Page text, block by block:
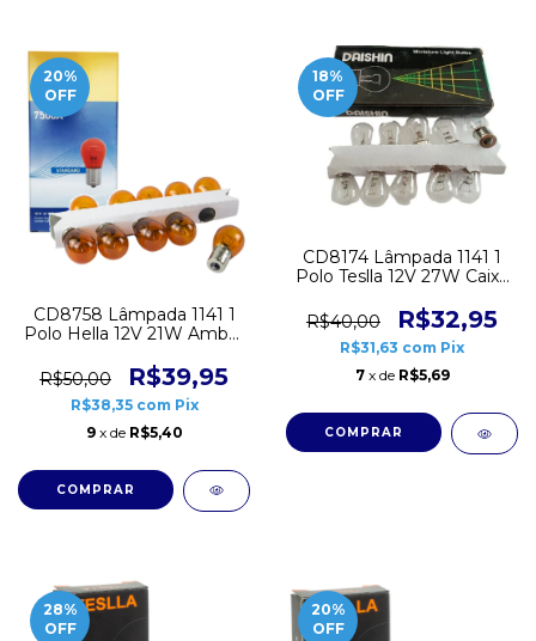
20%
OFF
CD8758 Lâmpada 1141 1
Polo Hella 12V 21W Ambar
R$50,00
R$39,95
R$38,35 com Pix
9 x de R$5,40
18%
OFF
CD8174 Lâmpada 1141 1
Polo Teslla 12V 27W Caixa
R$40,00
R$32,95
R$31,63 com Pix
7 x de R$5,69
28%
OFF
20%
OFF